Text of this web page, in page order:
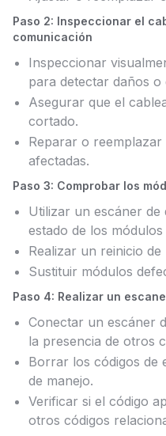
Paso 2: Inspeccionar el
comunicación
Inspeccionar
para detectar daños o
Asegurar que el
cortado.
Reparar o reemplazar
afectadas.
Paso 3: Comprobar los
Utilizar un escáner de
estado de los
Realizar un reinicio
Sustituir módulos
Paso 4: Realizar un
Conectar un escáner
la presencia de otros
Borrar los códigos de
de manejo.
Verificar si el código
otros códigos